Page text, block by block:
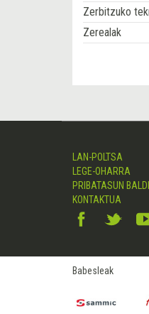
Zerbitzuko
Zerealak
LAN-POLTSA
LEGE-OHARRA
PRIBATASUN
KONTAKTUA
Babesleak